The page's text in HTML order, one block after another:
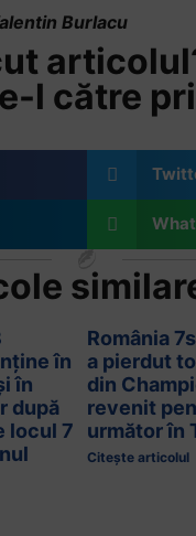
Burlacu
l către
în
în
după
locul 7
România
a pierdut
din
revenit
următor în
Citește articolul